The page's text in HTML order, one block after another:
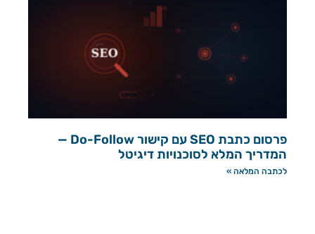
פרסום כתבת SEO עם קישור Do-Follow —
המדריך המלא לסוכנויות דיגיטל
לכתבה המלאה »